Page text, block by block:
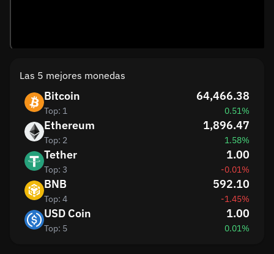
Las 5 mejores monedas
Bitcoin
Top: 1
64,466.38
0.51%
Ethereum
Top: 2
1,896.47
1.58%
Tether
Top: 3
1.00
-0.01%
BNB
Top: 4
592.10
-1.45%
USD Coin
Top: 5
1.00
0.01%